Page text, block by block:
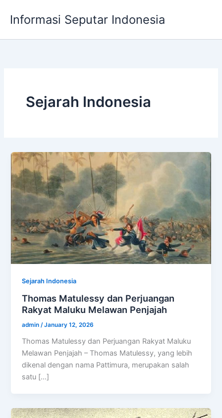
Informasi Seputar Indonesia
Sejarah Indonesia
Sejarah Indonesia
Thomas Matulessy dan Perjuangan
Rakyat Maluku Melawan Penjajah
admin/January 12, 2026
Thomas Matulessy dan Perjuangan Rakyat Maluku
Melawan Penjajah – Thomas Matulessy, yang lebih
dikenal dengan nama Pattimura, merupakan salah
satu […]